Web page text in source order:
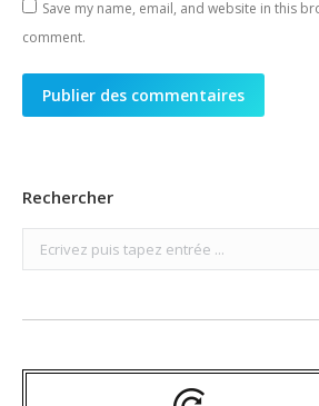
Save my name, email, and website in this
comment.
Publier des commentaires
Rechercher
Search: